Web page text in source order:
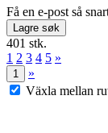
Få en e-post så
Lagre søk
401 stk.
1 2 3 4 5 »
1
»
Växla mellan